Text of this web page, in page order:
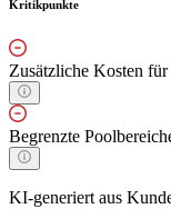
Kritikpunkte
Zusätzliche Kosten für
Begrenzte
KI-generiert aus